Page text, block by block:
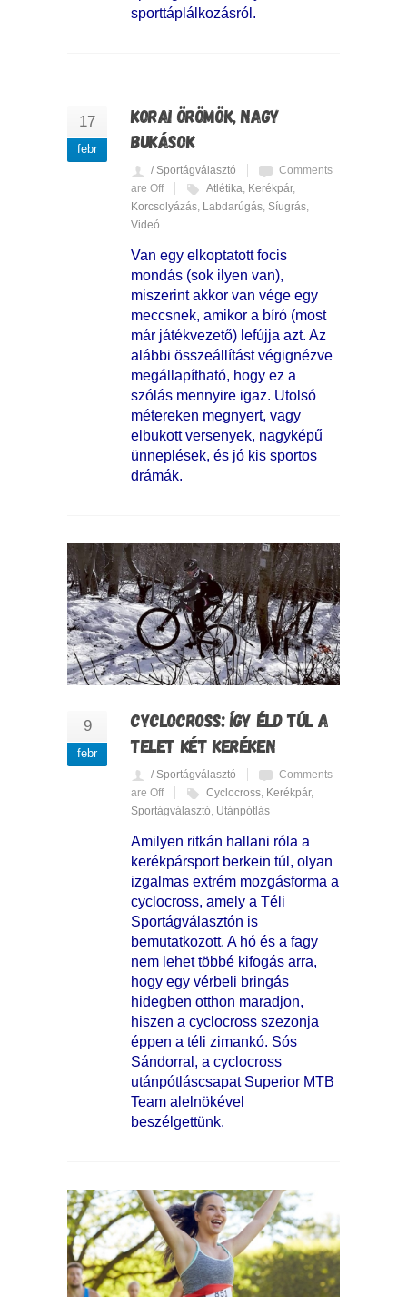
sporttáplálkozásról.
17
febr
KORAI ÖRÖMÖK, NAGY
BUKÁSOK
/ Sportágválasztó
Comments
are Off
Atlétika Kerékpár,
Korcsolyázás Labdarúgás Síugrás
Videó
Van egy elkoptatott focis
mondás (sok ilyen van),
miszerint akkor van vége egy
meccsnek, amikor a bíró (most
már játékvezető) lefújja azt. Az
alábbi összeállítást végignézve
megállapítható, hogy ez a
szólás mennyire igaz. Utolsó
métereken megnyert, vagy
elbukott versenyek, nagyképű
ünneplések, és jó kis sportos
drámák.
9
febr
CYCLOCROSS: ÍGY ÉLD TÚL A
TELET KÉT KERÉKEN
/ Sportágválasztó
Comments
are Off
Cyclocross, Kerékpár,
Sportágválasztó, Utánpótlás
Amilyen ritkán hallani róla a
kerékpársport berkein túl, olyan
izgalmas extrém mozgásforma a
cyclocross, amely a Téli
Sportágválasztón is
bemutatkozott. A hó és a fagy
nem lehet többé kifogás arra,
hogy egy vérbeli bringás
hidegben otthon maradjon,
hiszen a cyclocross szezonja
éppen a téli zimankó. Sós
Sándorral, a cyclocross
utánpótláscsapat Superior MTB
Team alelnökével
beszélgettünk.